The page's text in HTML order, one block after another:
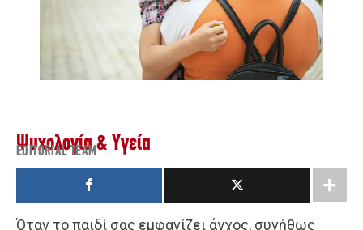
Ψυχολογία & Υγεία
EDITORIAL TEAM
Όταν το παιδί σας εμφανίζει άγχος, συνήθως